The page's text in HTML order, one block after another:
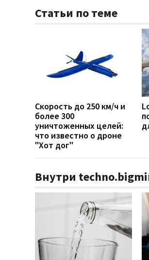
Статьи по теме
Скорость до 250 км/ч и
более 300
уничтоженных целей:
что известно о дроне
"Хот дог"
Внутри